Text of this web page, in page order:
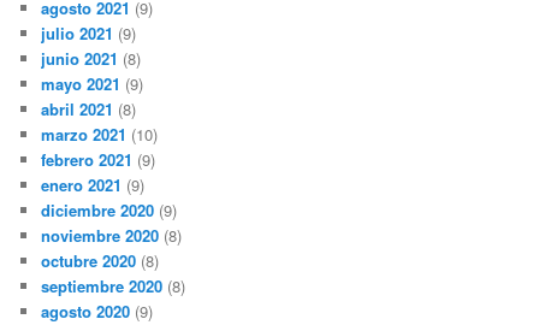
agosto 2021 (9)
julio 2021 (9)
junio 2021 (8)
mayo 2021 (9)
abril 2021 (8)
marzo 2021 (10)
febrero 2021 (9)
enero 2021 (9)
diciembre 2020 (9)
noviembre 2020 (8)
octubre 2020 (8)
septiembre 2020 (8)
agosto 2020 (9)